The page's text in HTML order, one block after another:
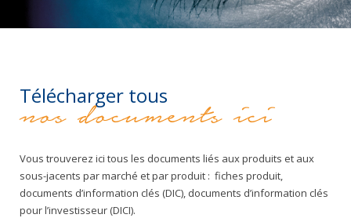
Télécharger tous
nos documents ici
Vous trouverez ici tous les documents liés aux produits et aux
sous-jacents par marché et par produit : fiches produit,
documents d’information clés (DIC), documents d’information clés
pour l’investisseur (DICI).